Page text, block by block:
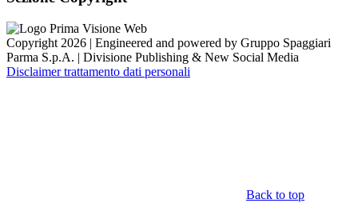
Copyright 2026 | Engineered and powered by Gruppo Spaggiari
Parma S.p.A. | Divisione Publishing & New Social Media
Disclaimer trattamento dati personali
Back to top